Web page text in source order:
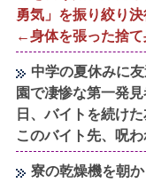
勇気」を振り絞り
←身体を張った捨て
中学の夏休みに
園で凄惨な第一発
日、バイトを続け
このバイト先、呪
寮の乾燥機を朝